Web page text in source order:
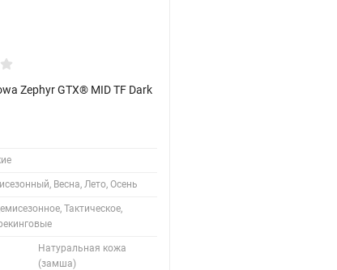
Zephyr GTX® MID TF Dark
Весна, Лето, Осень
Тактическое,
Натуральная кожа
(замша)